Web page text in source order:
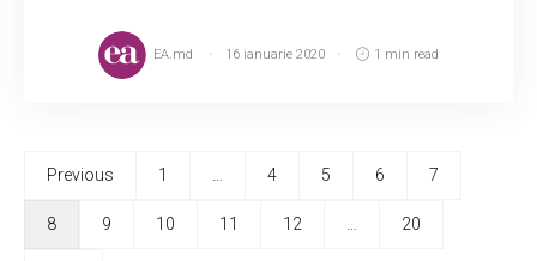
EA.md 16 ianuarie 2020 1 min read
Previous 1 4 5 6 7
8 9 10 11 12 20